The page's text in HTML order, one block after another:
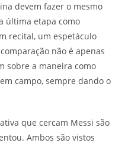
devem fazer o mesmo
última etapa como
recital, um espetáculo
não é apenas
sobre a maneira como
campo, sempre dando o
que cercam Messi são
Ambos são vistos